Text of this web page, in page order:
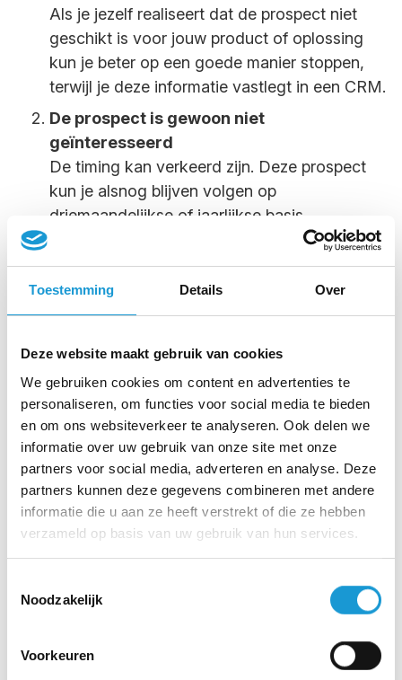
Toestemming Details Over
Deze website maakt gebruik van cookies
We gebruiken cookies om content en advertenties te
personaliseren, om functies voor social media te bieden
en om ons websiteverkeer te analyseren. Ook delen we
informatie over uw gebruik van onze site met onze
partners voor social media, adverteren en analyse. Deze
partners kunnen deze gegevens combineren met andere
informatie die u aan ze heeft verstrekt of die ze hebben
verzameld op basis van uw gebruik van hun services.
Noodzakelijk
Voorkeuren
Als je jezelf realiseert dat de prospect niet
geschikt is voor jouw product of oplossing
kun je beter op een goede manier stoppen,
terwijl je deze informatie vastlegt in een CRM.
De prospect is gewoon niet
geïnteresseerd
De timing kan verkeerd zijn. Deze prospect
kun je alsnog blijven volgen op
driemaandelijkse of jaarlijkse basis.
De prospect geeft u een definitief ja of nee
Na een paar follow-upgesprekken komt er
een definitief “ja” of “nee”. De prospect geeft
duidelijk aan dat hij of zij de gesprekken wil
Maar onthoud:
o 2% van de verkoop komt tot stand bij het
eerste contact
o 3% van de verkoop bij het tweede contact
o 5% van de verkoop bij het derde contact
o 10% van de verkoop bij het vierde contact
vijfde tot en met het twaalfde contact